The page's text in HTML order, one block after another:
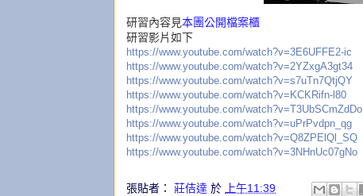
研習內容見本團公開檔案櫃
研習影片如下
https://www.youtube.com/watch?v=3E6UFFE2-ic
https://www.youtube.com/watch?v=2YZxgA3gt34
https://www.youtube.com/watch?v=s7uTn7QtjQY
https://www.youtube.com/watch?v=KCKRifn-l80
https://www.youtube.com/watch?v=T3UbSCmZdDo
https://www.youtube.com/watch?v=uPrPvdpn_qg
https://www.youtube.com/watch?v=Q8ZPElQl_SQ
https://www.youtube.com/watch?v=3NHnUc07gNo
張貼者： 莊佶達 於 上午11:39